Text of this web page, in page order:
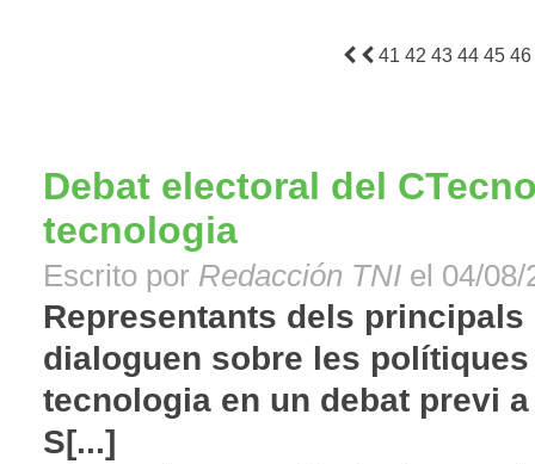
41 42 43 44 45 46
Debat electoral del
tecnologia
Escrito por Redacción TNI el 04/08/
Representants dels
dialoguen sobre les
tecnologia en un debat previ
S[...]